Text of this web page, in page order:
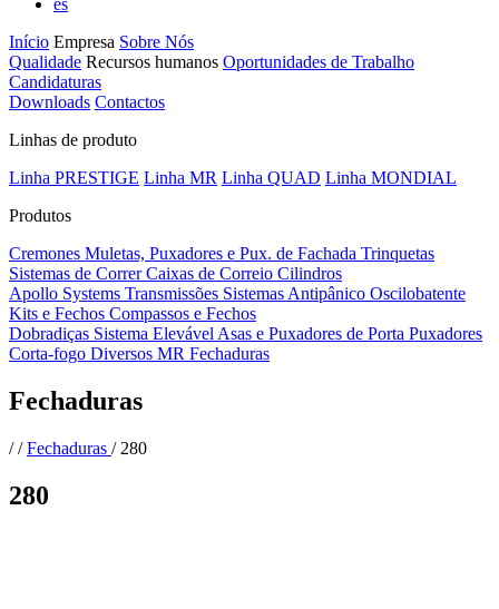
es
Início Empresa Sobre Nós
Qualidade Recursos humanos Oportunidades de Trabalho
Candidaturas
Downloads Contactos
Linhas de produto
Linha PRESTIGE Linha MR Linha QUAD Linha MONDIAL
Produtos
Cremones Muletas, Puxadores e Pux. de Fachada Trinquetas
Sistemas de CorrerCaixas de Correio Cilindros
Apollo Systems Transmissões Sistemas Antipânico Oscilobatente
Kits e Fechos Compassos e Fechos
Dobradiças Sistema Elevável Asas e Puxadores de Porta Puxadores
Corta-fogo Diversos MR Fechaduras
Fechaduras
//Fechaduras / 280
280